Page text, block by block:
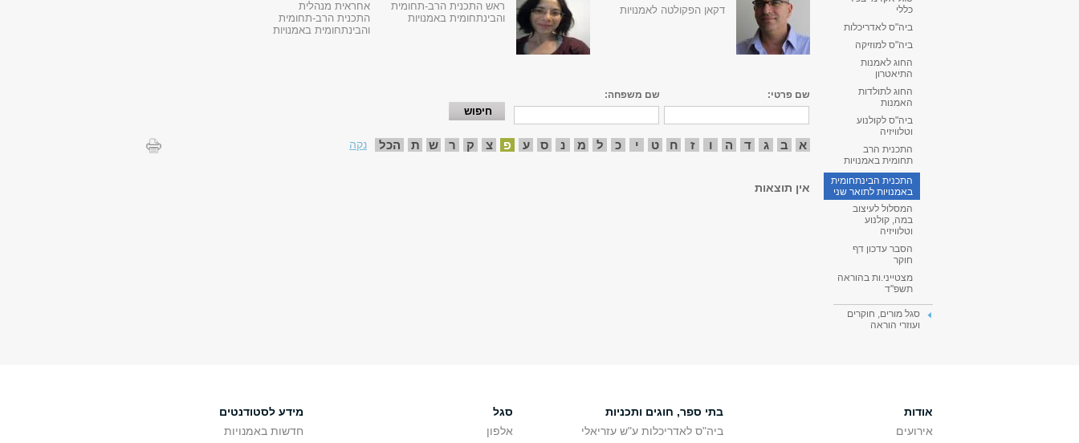
כללי
ביה"ס לאדריכלות
ביה"ס למוזיקה
החוג לאמנות
התיאטרון
החוג לתולדות
האמנות
ביה"ס לקולנוע
וטלוויזיה
התכנית הרב
תחומית באמנויות
התכנית הבינתחומית
באמנויות לתואר שני
המסלול לעיצוב
במה, קולנוע
וטלוויזיה
הסבר עדכון דף
חוקר
מצטייני.ות בהוראה
תשפ"ד
סגל מורים, חוקרים
ועוזרי הוראה
דקאן הפקולטה לאמנויות
ראש התכנית הרב-תחומית
והבינתחומית באמנויות
אחראית מנהלית
התכנית הרב-תחומית
והבינתחומית באמנויות
שם פרטי: שם משפחה:
א ב ג ד ה ו ז ח ט י כ ל מ נ ס ע פ צ ק ר ש ת הכל נקה
אין תוצאות
אודות
אירועים
בתי ספר, חוגים ותכניות
ביה"ס לאדריכלות ע"ש עזריאלי
סגל
אלפון
מידע לסטודנטים
חדשות באמנויות